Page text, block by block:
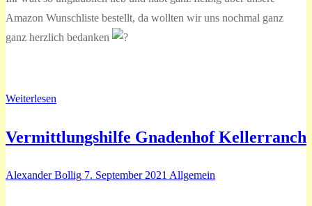
Amazon Wunschliste bestellt, da wollten wir uns nochmal ganz
ganz herzlich bedanken
Weiterlesen
Vermittlungshilfe Gnadenhof Kellerranch
Alexander Bollig 7. September 2021 Allgemein